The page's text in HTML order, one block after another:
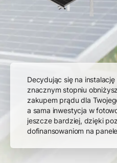
Decydując się na
znacznym stopniu
zakupem prądu dla
a sama inwestycja w
jeszcze bardziej, dzięki
dofinansowaniom na